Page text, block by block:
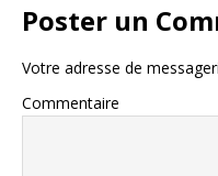
Poster un
Votre adresse de
Commentaire